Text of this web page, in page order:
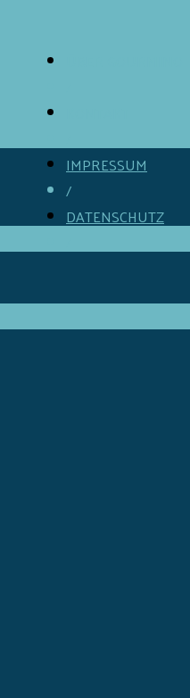
IMPRESSUM
/
DATENSCHUTZ